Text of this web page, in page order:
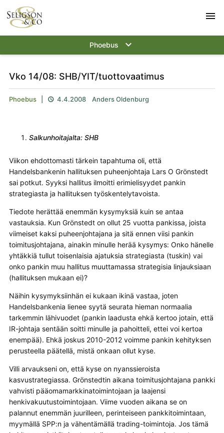
menu
Phoebus keyboard_arrow_down
Vko 14/08: SHB/YIT/tuottovaatimus
Phoebus 4.4.2008 Anders Oldenburg
Salkunhoitajalta: SHB
Viikon ehdottomasti tärkein tapahtuma oli, että
Handelsbankenin hallituksen puheenjohtaja Lars O Grönstedt
sai potkut. Syyksi hallitus ilmoitti erimielisyydet pankin
strategiasta ja hallituksen työskentelytavoista.
Tiedote herättää enemmän kysymyksiä kuin se antaa
vastauksia. Kun Grönstedt on ollut 25 vuotta pankissa, joista
viimeiset kaksi puheenjohtajana ja sitä ennen viisi pankin
toimitusjohtajana, ainakin minulle herää kysymys: Onko hänelle
yhtäkkiä tullut toisenlaisia ajatuksia strategiasta (tuskin) vai
onko pankin muu hallitus muuttamassa strategisia linjauksiaan
(hallituksen mukaan ei)?
Näihin kysymyksiinhän ei kukaan ikinä vastaa, joten
Handelsbankenia lienee syytä seurata hieman normaalia
tarkemmin lähivuodet (pankin laadusta ehkä kertoo jotain, että
IR-johtaja sentään soitti minulle ja pahoitteli, ettei voi kertoa
enempää). Ehkä joskus 2010-2012 voimme pankin kehityksen
perusteella päätellä, mistä onkaan ollut kyse.
Villi arvaukseni on, että kyse on nyanssieroista
kasvustrategiassa. Grönstedtin aikana toimitusjohtajana pankki
vahvisti pääomamarkkinatoimintojaan ja laajensi
henkivakuutustoimintojaan. Viime vuoden aikana se on
palannut enemmän juurilleen, perinteiseen pankkitoimintaan,
myymällä SPP:n ja vähentämällä trading-toimintoja. Jos tämä